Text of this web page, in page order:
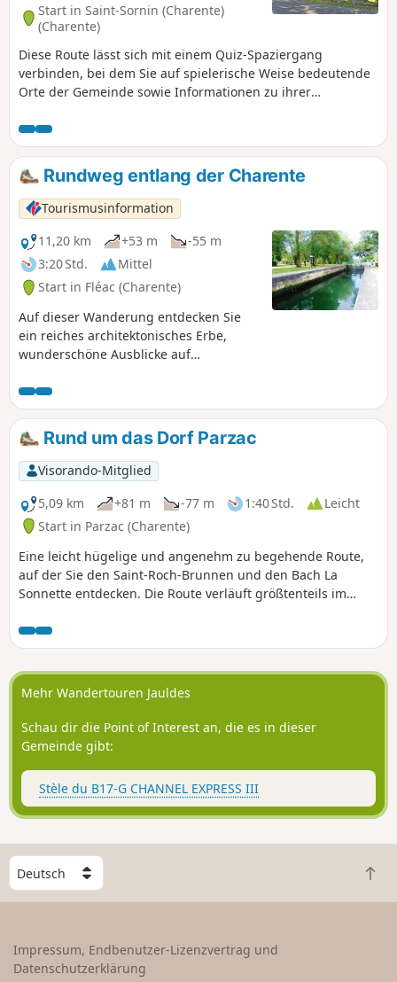
Start in Saint-Sornin (Charente)
(Charente)
Diese Route lässt sich mit einem Quiz-Spaziergang
verbinden, bei dem Sie auf spielerische Weise bedeutende
Orte der Gemeinde sowie Informationen zu ihrer
Suchen Sie das Plakat „Au fil de nos histoires“ auf dem
Parkplatz der Sporthalle (Start- und Zielpunkt) und scannen
Sie den QR-Code, um das Spiel zu starten (kostenlos, keine
Anmeldung, keine App zum Herunterladen). Sie können den
Bildschirm Ihres Smartphones in zwei Bereiche aufteilen,
um gleichzeitig die Visorando-Route und das Quiz
anzuzeigen.
Rundweg entlang der Charente
Tourismusinformation
11,20 km
+53 m
-55 m
3:20 Std.
Mittel
Start in Fléac (Charente)
Auf dieser Wanderung entdecken Sie
ein reiches architektonisches Erbe,
wunderschöne Ausblicke auf
und die schattigen Ufer der Charente.
Rund um das Dorf Parzac
Visorando-Mitglied
5,09 km
+81 m -77 m 1:40 Std.
Leicht
Start in Parzac (Charente)
Eine leicht hügelige und angenehm zu begehende Route,
auf der Sie den Saint-Roch-Brunnen und den Bach La
Sonnette entdecken. Die Route verläuft größtenteils im
Mehr Wandertouren Jauldes
Schau dir die Point of Interest an, die es in dieser
Gemeinde gibt:
Stèle du B17-G CHANNEL EXPRESS III
W
ä
h
e
Z
u
Impressum, Endbenutzer-Lizenzvertrag und
Datenschutzerklärung